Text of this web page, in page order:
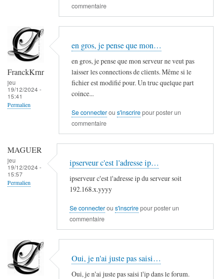
commentaire
FranckKrnr
jeu
19/12/2024 -
15:41
Permalien
en gros, je pense que mon…
en gros, je pense que mon serveur ne veut pas
laisser les connections de clients. Même si le
fichier est modifié pour. Un truc quelque part
coince...
Se connecterou s'inscrirepour poster un
commentaire
MAGUER
jeu
19/12/2024 -
15:57
Permalien
ipserveur c'est l'adresse ip…
ipserveur c'est l'adresse ip du serveur soit
192.168.x.yyyy
Se connecterou s'inscrirepour poster un
commentaire
Oui, je n'ai juste pas saisi…
Oui, je n'ai juste pas saisi l'ip dans le forum.